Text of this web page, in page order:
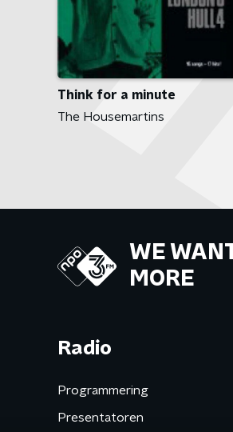
Think for a minute
The Housemartins
WE
MORE
Radio
Programmering
Presentatoren